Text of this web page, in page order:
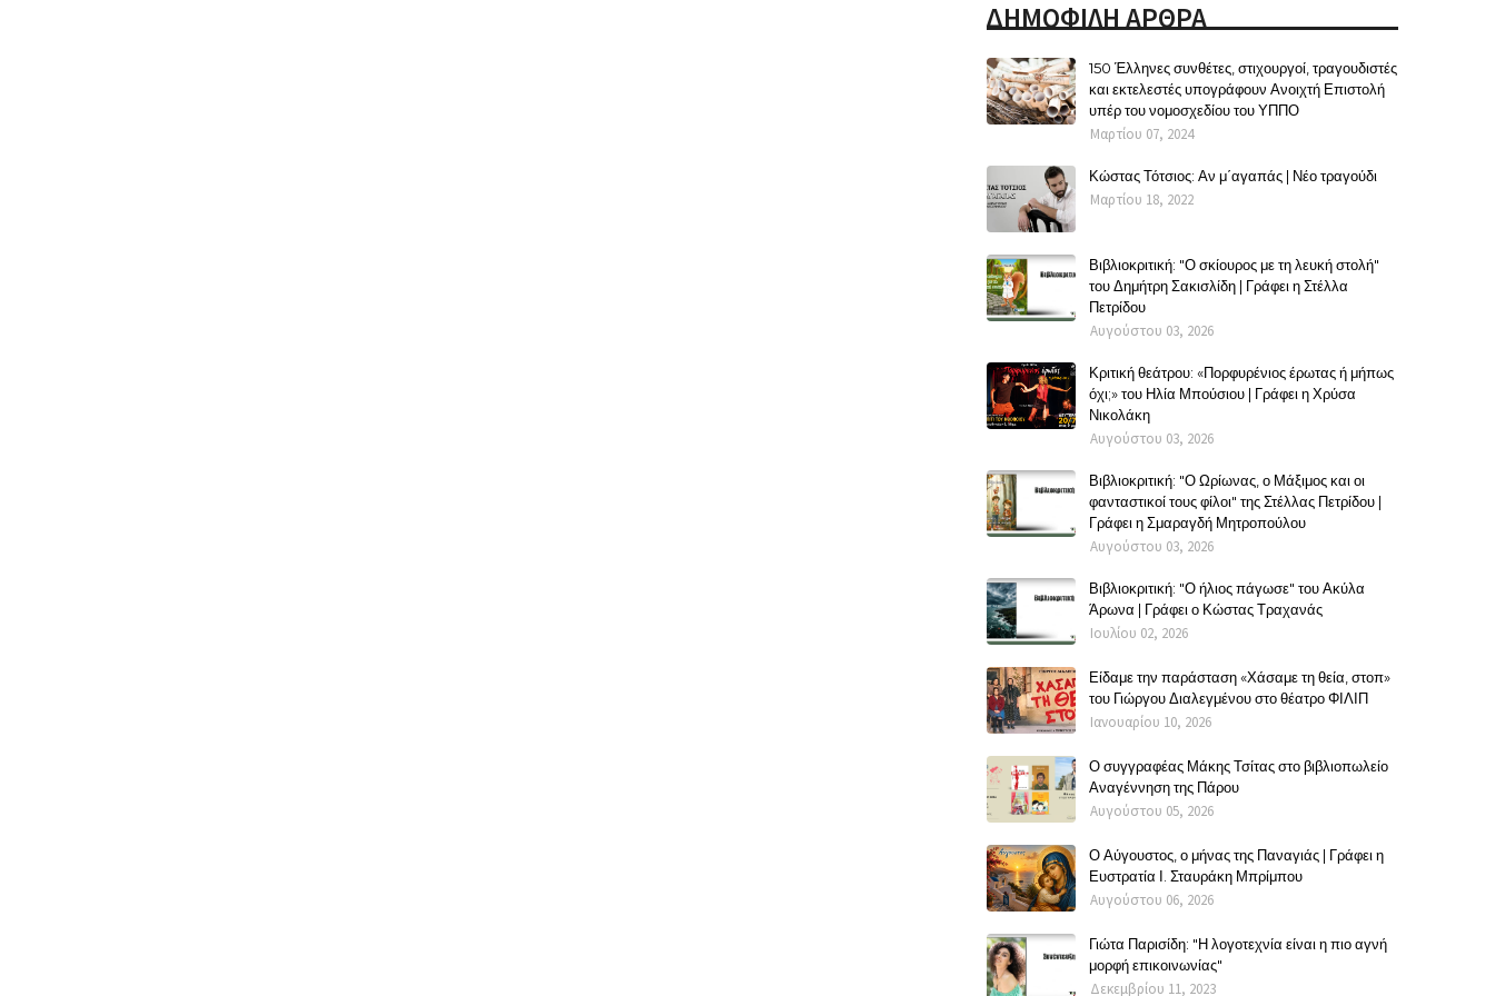
ΔΗΜΟΦΙΛΗ ΑΡΘΡΑ
150 Έλληνες συνθέτες, στιχουργοί, τραγουδιστές
και εκτελεστές υπογράφουν Ανοιχτή Επιστολή
υπέρ του νομοσχεδίου του ΥΠΠΟ
Μαρτίου 07, 2024
Κώστας Τότσιος: Αν μ΄αγαπάς | Νέο τραγούδι
Μαρτίου 18, 2022
Βιβλιοκριτική: "Ο σκίουρος με τη λευκή στολή"
του Δημήτρη Σακισλίδη | Γράφει η Στέλλα
Πετρίδου
Αυγούστου 03, 2026
Κριτική θεάτρου: «Πορφυρένιος έρωτας ή μήπως
όχι;» του Ηλία Μπούσιου | Γράφει η Χρύσα
Νικολάκη
Αυγούστου 03, 2026
Βιβλιοκριτική: "Ο Ωρίωνας, ο Μάξιμος και οι
φανταστικοί τους φίλοι" της Στέλλας Πετρίδου |
Γράφει η Σμαραγδή Μητροπούλου
Αυγούστου 03, 2026
Βιβλιοκριτική: "Ο ήλιος πάγωσε" του Ακύλα
Άρωνα | Γράφει ο Κώστας Τραχανάς
Ιουλίου 02, 2026
Είδαμε την παράσταση «Χάσαμε τη θεία, στοπ»
του Γιώργου Διαλεγμένου στο θέατρο ΦΙΛΙΠ
Ιανουαρίου 10, 2026
Ο συγγραφέας Μάκης Τσίτας στο βιβλιοπωλείο
Αναγέννηση της Πάρου
Αυγούστου 05, 2026
Ο Αύγουστος, ο μήνας της Παναγιάς | Γράφει η
Ευστρατία Ι. Σταυράκη Μπρίμπου
Αυγούστου 06, 2026
Γιώτα Παρισίδη: "Η λογοτεχνία είναι η πιο αγνή
μορφή επικοινωνίας"
Δεκεμβρίου 11, 2023